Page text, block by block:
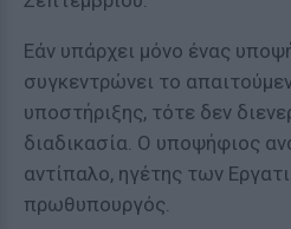
Εάν υπάρχει μόνο ένας
συγκεντρώνει το
υποστήριξης, τότε δεν
διαδικασία. Ο υποψήφιος
αντίπαλο, ηγέτης των
πρωθυπουργός.